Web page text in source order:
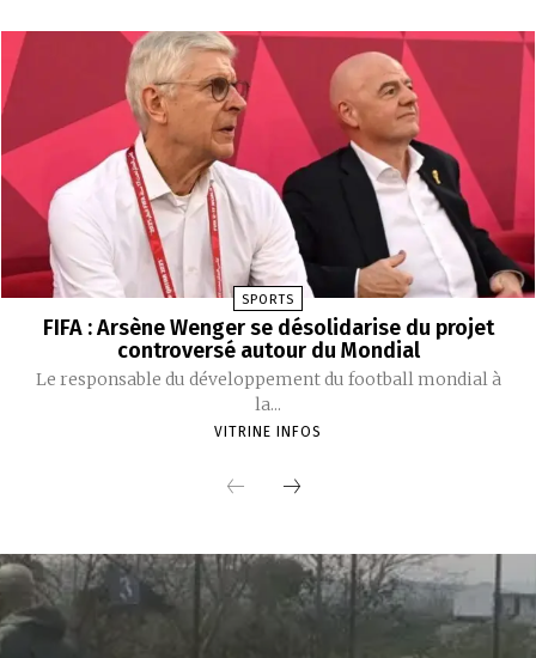
SPORTS
FIFA : Arsène Wenger se désolidarise du projet
controversé autour du Mondial
Le responsable du développement du football mondial à
la...
VITRINE INFOS